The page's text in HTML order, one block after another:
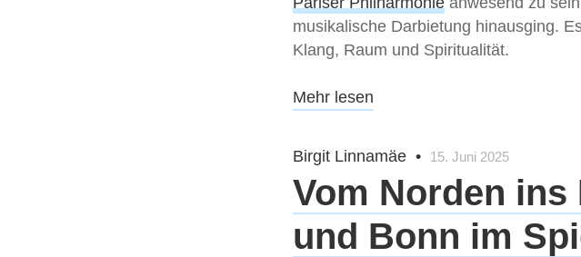
musikalische Darbietung hinausging.
Klang, Raum und Spiritualität.
Mehr lesen
Birgit Linnamäe • 15. Juni 2025
Vom Norden ins
und Bonn im